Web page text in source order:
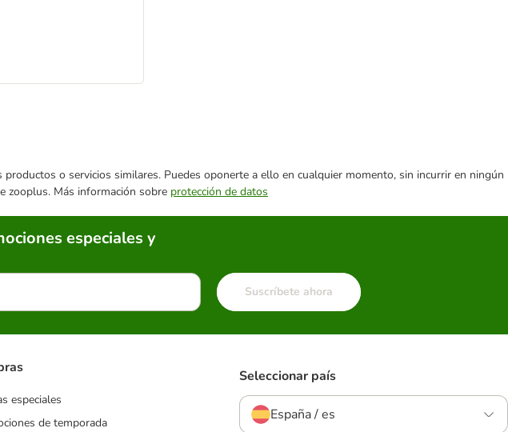
o servicios similares. Puedes oponerte a ello en cualquier momento, sin incurrir en ningún
zooplus. Más información sobre protección de datos
especiales y
Suscríbete ahora
especiales
de temporada
Seleccionar país
España / es